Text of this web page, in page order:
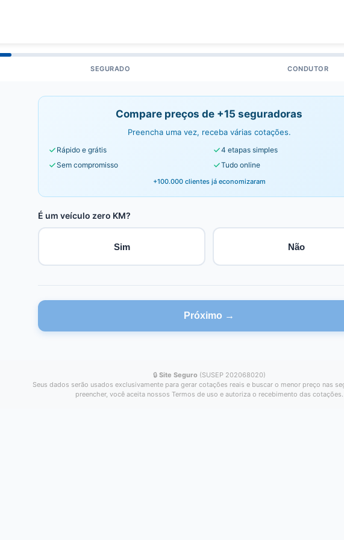
SEGURADO CONDUTOR
Compare preços de +15 seguradoras
Preencha uma vez, receba várias cotações.
Rápido e grátis
4 etapas simples
Sem compromisso
Tudo online
+100.000 clientes já economizaram
É um veículo zero KM?
Sim Não
Próximo →
🔒 Site Seguro (SUSEP 202068020)
Seus dados serão usados exclusivamente para gerar cotações reais e buscar o menor preço nas
preencher, você aceita nossos Termos de uso e autoriza o recebimento das cotações.